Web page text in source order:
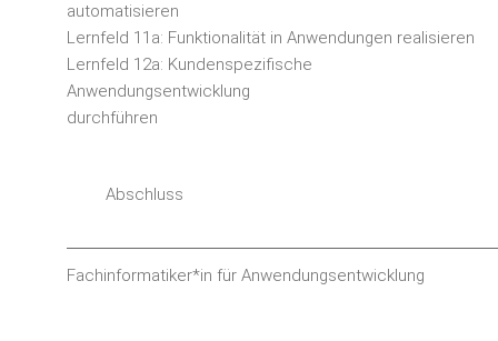
automatisieren
Lernfeld 11a: Funktionalität in Anwendungen realisieren
Lernfeld 12a: Kundenspezifische
Anwendungsentwicklung
durchführen
Abschluss
Fachinformatiker*in für Anwendungsentwicklung